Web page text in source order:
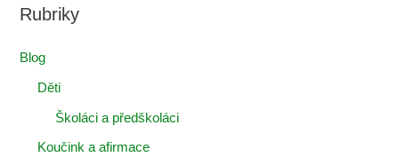
Rubriky
Blog
Děti
Školáci a předškoláci
Koučink a afirmace